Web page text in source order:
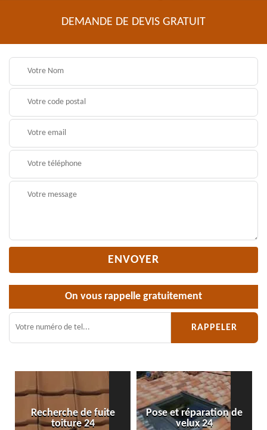
DEMANDE DE DEVIS GRATUIT
On vous rappelle gratuitement
Recherche de fuite
toiture 24
Pose et réparation de
velux 24